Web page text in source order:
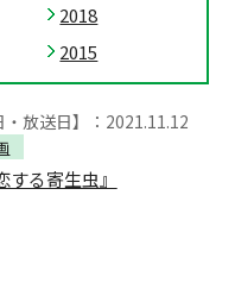
2018
2015
・放送日】：2021.11.12
する寄生虫』